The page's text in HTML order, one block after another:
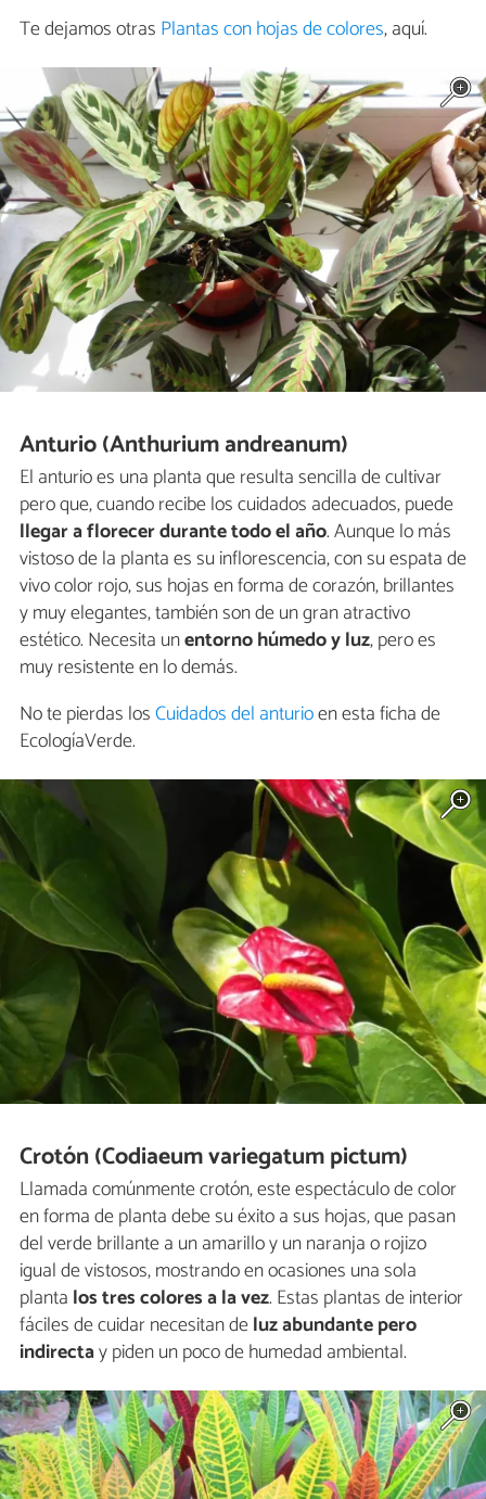
Te dejamos otras Plantas con hojas de colores, aquí.
Anturio (Anthurium andreanum)
El anturio es una planta que resulta sencilla de cultivar
pero que, cuando recibe los cuidados adecuados, puede
llegar a florecer durante todo el año. Aunque lo más
vistoso de la planta es su inflorescencia, con su espata de
vivo color rojo, sus hojas en forma de corazón, brillantes
y muy elegantes, también son de un gran atractivo
estético. Necesita unentorno húmedo y luz, pero es
muy resistente en lo demás.
No te pierdas losCuidados del anturioen esta ficha de
EcologíaVerde.
Crotón (Codiaeum variegatum pictum)
Llamada comúnmente crotón, este espectáculo de color
en forma de planta debe su éxito a sus hojas, que pasan
del verde brillante a un amarillo y un naranja o rojizo
igual de vistosos, mostrando en ocasiones una sola
planta los tres colores a la vez. Estas plantas de interior
fáciles de cuidar necesitan deluz abundante pero
indirectay piden un poco de humedad ambiental.